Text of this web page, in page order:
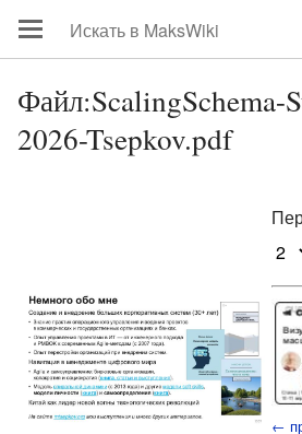
Файл:ScalingSchema-
2026-Tsepkov.pdf
←